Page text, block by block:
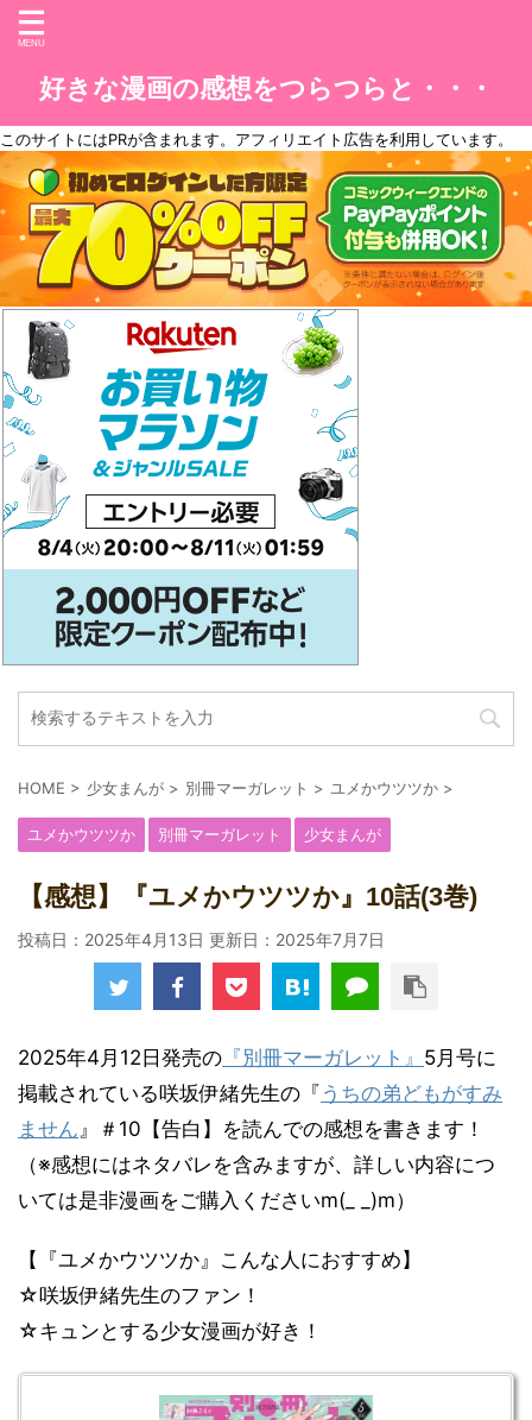
好きな漫画の感想をつらつらと・・・
このサイトにはPRが含まれます。アフィリエイト広告を利用しています。
HOME > 少女まんが > 別冊マーガレット > ユメかウツツか >
ユメかウツツか 別冊マーガレット 少女まんが
【感想】『ユメかウツツか』10話(3巻)
投稿日：2025年4月13日 更新日： 2025年7月7日
2025年4月12日発売の 『別冊マーガレット』 5月号に
掲載されている咲坂伊緒先生の『 うちの弟どもがすみ
ません』＃10【告白】を読んでの感想を書きます！
（※感想にはネタバレを含みますが、詳しい内容につ
いては是非漫画をご購入くださいm(_ _)m）
【『ユメかウツツか』こんな人におすすめ】
☆咲坂伊緒先生のファン！
☆キュンとする少女漫画が好き！